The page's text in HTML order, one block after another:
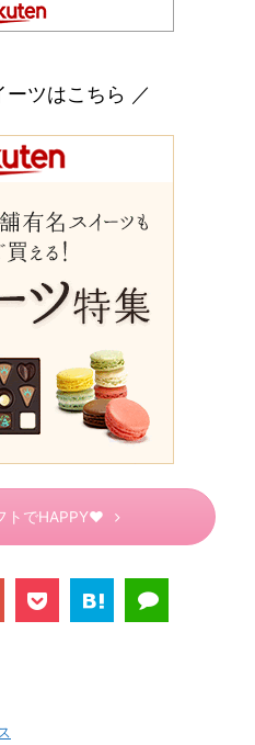
ーツはこちら ／
トでHAPPY♥